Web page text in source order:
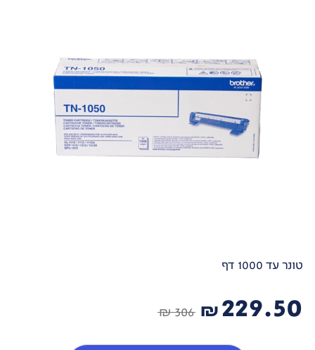
טונר עד 1000 דף
229.50
₪
306 ₪